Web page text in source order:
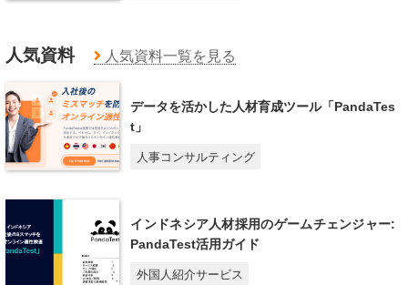
人気資料 人気資料一覧を見る
データを活かした人材育成ツール「PandaTes
t」
人事コンサルティング
インドネシア人材採用のゲームチェンジャー:
PandaTest活用ガイド
外国人紹介サービス